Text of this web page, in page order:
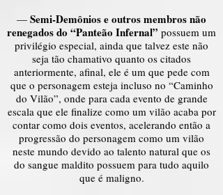
— Semi-Demônios e outros membros não
renegados do “Panteão Infernal” possuem um
privilégio especial, ainda que talvez este não
seja tão chamativo quanto os citados
anteriormente, afinal, ele é um que pede com
que o personagem esteja incluso no “Caminho
do Vilão”, onde para cada evento de grande
escala que ele finalize como um vilão acaba por
contar como dois eventos, acelerando então a
progressão do personagem como um vilão
neste mundo devido ao talento natural que os
do sangue maldito possuem para tudo aquilo
que é maligno.